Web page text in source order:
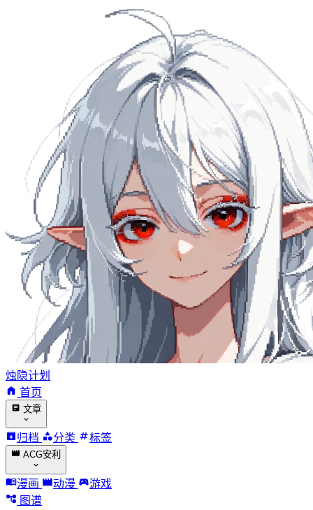
烛隐计划
首页
文章
归档 分类 标签
ACG安利
漫画 动漫
游戏
图谱